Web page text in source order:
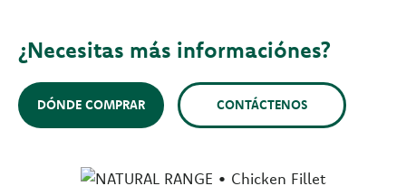
¿Necesitas más informaciónes?
DÓNDE COMPRAR CONTÁCTENOS